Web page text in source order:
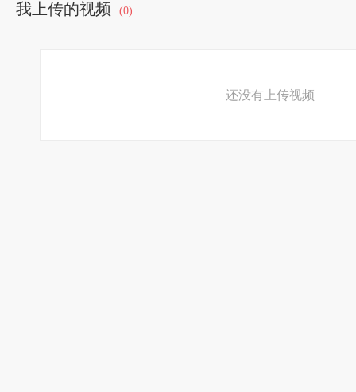
我上传的视频 (0)
还没有上传视频